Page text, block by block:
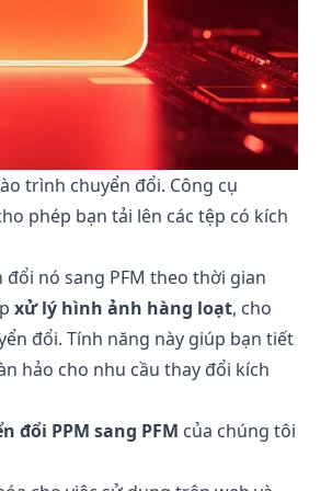
trình chuyển đổi. Công cụ
phép bạn tải lên các tệp có kích
nó sang PFM theo thời gian
xử lý hình ảnh hàng loạt, cho
đổi. Tính năng này giúp bạn tiết
hảo cho nhu cầu thay đổi kích
đổi PPM sang PFM của chúng tôi